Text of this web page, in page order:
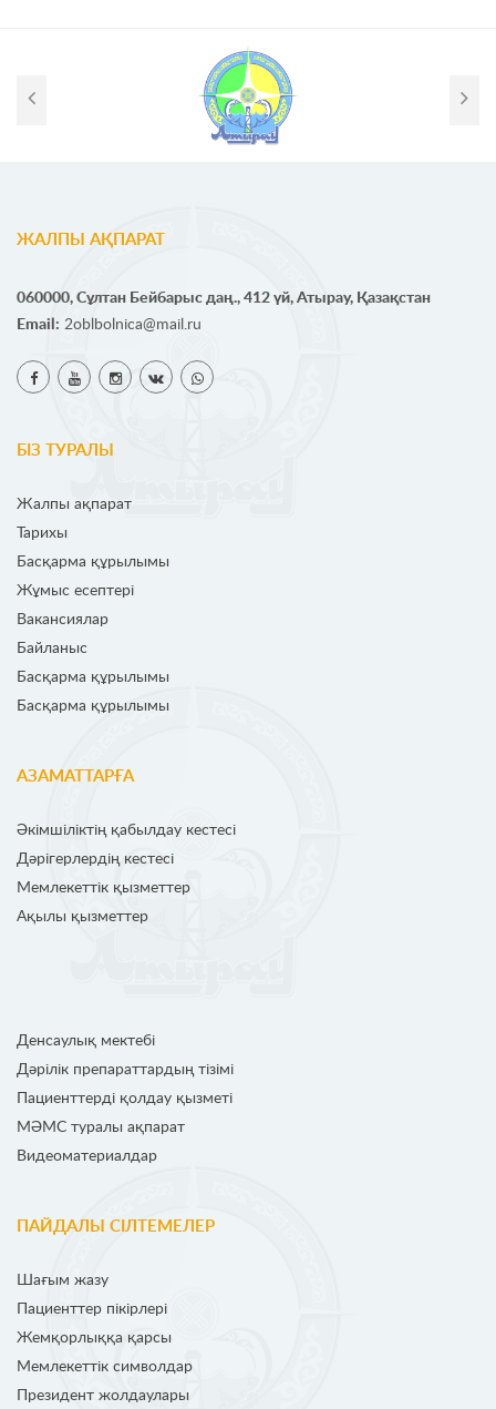
ЖАЛПЫ АҚПАРАТ
060000, Сұлтан Бейбарыс даң., 412 үй, Атырау, Қазақстан
Email: 2oblbolnica@mail.ru
БІЗ ТУРАЛЫ
Жалпы ақпарат
Тарихы
Басқарма құрылымы
Жұмыс есептері
Вакансиялар
Байланыс
Басқарма құрылымы
Басқарма құрылымы
АЗАМАТТАРҒА
Әкімшіліктің қабылдау кестесі
Дәрігерлердің кестесі
Мемлекеттік қызметтер
Ақылы қызметтер
Денсаулық мектебі
Дәрілік препараттардың тізімі
Пациенттерді қолдау қызметі
МӘМС туралы ақпарат
Видеоматериалдар
ПАЙДАЛЫ СІЛТЕМЕЛЕР
Шағым жазу
Пациенттер пікірлері
Жемқорлыққа қарсы
Мемлекеттік символдар
Президент жолдаулары